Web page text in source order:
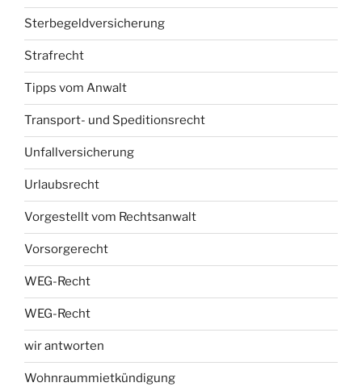
Sterbegeldversicherung
Strafrecht
Tipps vom Anwalt
Transport- und Speditionsrecht
Unfallversicherung
Urlaubsrecht
Vorgestellt vom Rechtsanwalt
Vorsorgerecht
WEG-Recht
WEG-Recht
wir antworten
Wohnraummietkündigung